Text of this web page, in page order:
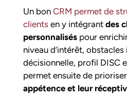
Un bon CRM permet de
clientsen y intégrant des
personnaliséspour
niveau d’intérêt,
décisionnelle, profil DISC
permet ensuite de
appétence et leur